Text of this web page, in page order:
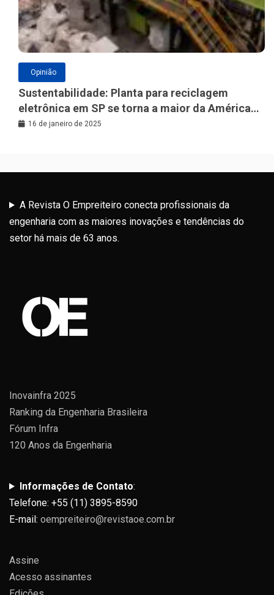
Opinião
Sustentabilidade: Planta para reciclagem
eletrônica em SP se torna a maior da América
Latina
16 de janeiro de 2025
A Revista O Empreiteiro conecta profissionais da
engenharia com as maiores inovações e tendências do
setor há mais de 63 anos.
Inovainfra 2025
Ranking da Engenharia Brasileira
Fórum Infra
120 Anos da Engenharia
Informações de Contato:
Telefone: +55 (11) 3895-8590
E-mail: oempreiteiro@revistaoe.com.br
Assine
Acesso assinantes